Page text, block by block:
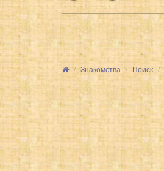
Знакомства Поиск